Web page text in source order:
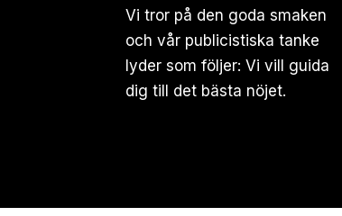
Vi tror på den goda smaken
och vår publicistiska tanke
lyder som följer: Vi vill guida
dig till det bästa nöjet.